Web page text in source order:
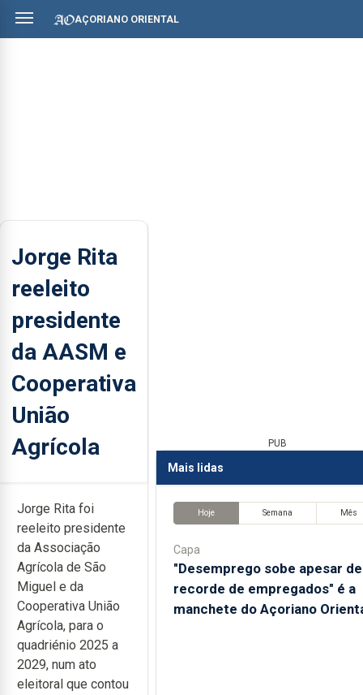
AÇORIANO ORIENTAL
Jorge Rita
reeleito
presidente
da AASM e
Cooperativa
União
Agrícola
Jorge Rita foi
reeleito presidente
da Associação
Agrícola de São
Miguel e da
Cooperativa União
Agrícola, para o
quadriénio 2025 a
2029, num ato
eleitoral que contou
PUB
Mais lidas
Hoje Semana Mês
Capa
"Desemprego sobe apesar de
recorde de empregados" é a
manchete do Açoriano